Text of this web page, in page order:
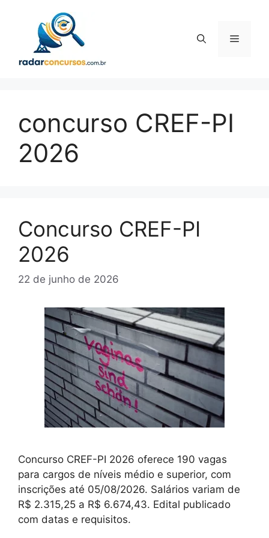
conteúdo
Menu
concurso CREF-PI
2026
Concurso CREF-PI
2026
22 de junho de 2026
Concurso CREF-PI 2026 oferece 190 vagas
para cargos de níveis médio e superior, com
inscrições até 05/08/2026. Salários variam de
R$ 2.315,25 a R$ 6.674,43. Edital publicado
com datas e requisitos.